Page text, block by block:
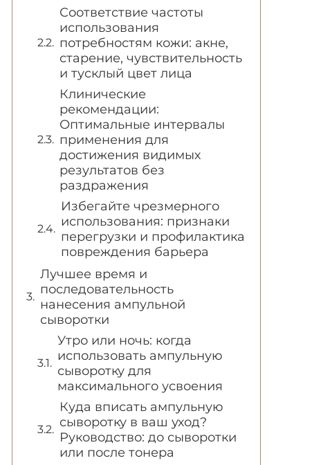
Соответствие частоты
использования
потребностям кожи: акне,
старение, чувствительность
и тусклый цвет лица
Клинические
рекомендации:
Оптимальные интервалы
применения для
достижения видимых
результатов без
раздражения
Избегайте чрезмерного
использования: признаки
перегрузки и профилактика
повреждения барьера
Лучшее время и
последовательность
нанесения ампульной
сыворотки
Утро или ночь: когда
использовать ампульную
сыворотку для
максимального усвоения
Куда вписать ампульную
сыворотку в ваш уход?
Руководство: до сыворотки
или после тонера